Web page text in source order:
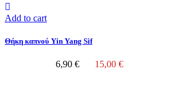
Add to cart
Θήκη καπνού Yin Yang Sif
6,90 € 15,00 €